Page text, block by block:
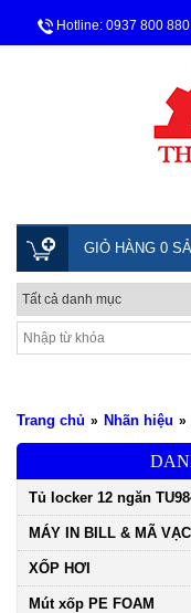
Hotline: 0937 800 880
GIỎ HÀNG 0
Trang chủ » Nhãn hiệu »
Tủ locker 12 ngăn
MÁY IN BILL & MÃ
XỐP HƠI
Mút xốp PE FOAM